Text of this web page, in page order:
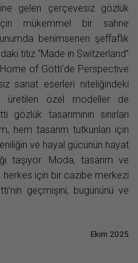
gelen çerçevesiz gözlük
mükemmel bir sahne
benimsenen şeffaflık
titiz “Made in Switzerland”
of Götti’de Perspective
sanat eserleri niteliğindeki
üretilen özel modeller de
tasarımının sınırları
hem tasarım tutkunları için
ve hayal gücünün hayat
taşıyor. Moda, tasarım ve
herkes için bir cazibe merkezi
geçmişini, bugününü ve
Ekim 2025